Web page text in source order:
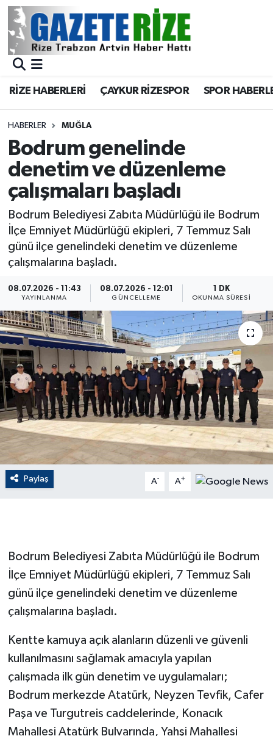
RİZE HABERLERİ ÇAYKUR RİZESPOR SPOR
HABERLER MUĞLA
Bodrum genelinde
denetim ve düzenleme
çalışmaları başladı
Bodrum Belediyesi Zabıta Müdürlüğü ile Bodrum
İlçe Emniyet Müdürlüğü ekipleri, 7 Temmuz Salı
günü ilçe genelindeki denetim ve düzenleme
çalışmalarına başladı.
08.07.2026 - 11:43
YAYINLANMA
08.07.2026 - 12:01
GÜNCELLEME
1 DK
OKUNMA SÜRESI
Paylaş A- A+
Bodrum Belediyesi Zabıta Müdürlüğü ile Bodrum
İlçe Emniyet Müdürlüğü ekipleri, 7 Temmuz Salı
günü ilçe genelindeki denetim ve düzenleme
çalışmalarına başladı.
Kentte kamuya açık alanların düzenli ve güvenli
kullanılmasını sağlamak amacıyla yapılan
çalışmada ilk gün denetim ve uygulamaları;
Bodrum merkezde Atatürk, Neyzen Tevfik, Cafer
Paşa ve Turgutreis caddelerinde, Konacık
Mahallesi Atatürk Bulvarında, Yahşi Mahallesi
BÖLGEMİZ
Asayiş
Rize Jandarma Komutanlığı
Bilim Teknoloji
Bölge
Advertising news
Canlı Maç
ÇEVRE
Dış Haberler
Dünya
EĞİTİM
EKONOMİ
English News
Finans
GENEL
GÜNDEM
Güvenlik
İNSAN
İş Dünyası
Merkez Nöbetçi Eczaneler
Merkez Trafik Yoğunluk Haritası
Süper Lig Puan Durumu ve Fikstür
Tüm Manşetler
Son Dakika Haberleri
Haber Arşivi